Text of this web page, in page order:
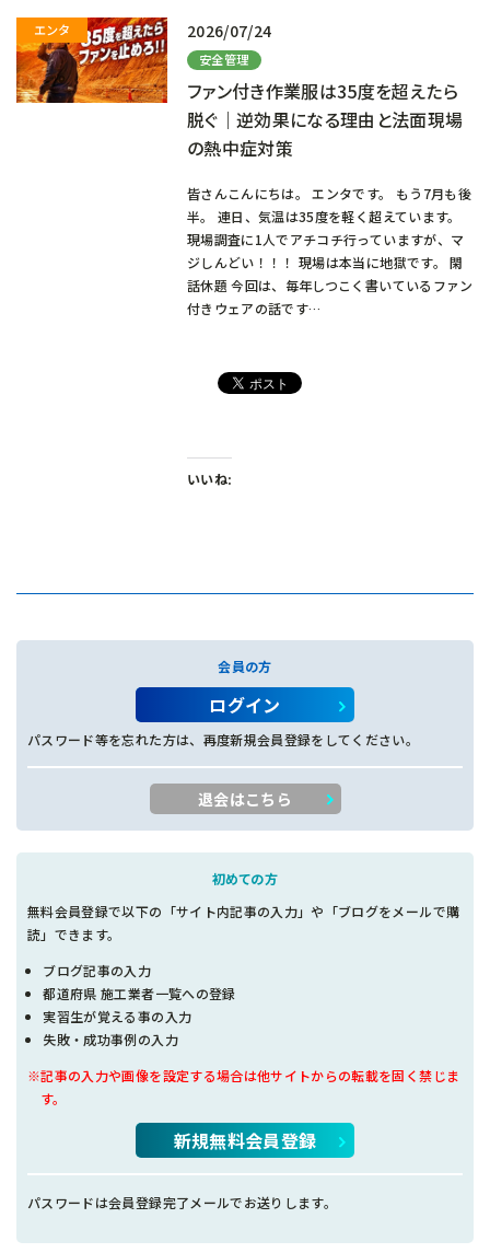
2026/07/24
安全管理
ファン付き作業服は35度を超えたら
脱ぐ｜逆効果になる理由と法面現場
の熱中症対策
皆さんこんにちは。 エンタです。 もう7月も後
半。 連日、気温は35度を軽く超えています。
現場調査に1人でアチコチ行っていますが、マ
ジしんどい！！！ 現場は本当に地獄です。 閑
話休題 今回は、毎年しつこく書いているファン
付きウェアの話です…
いいね:
会員の方
ログイン
パスワード等を忘れた方は、再度新規会員登録をしてください。
退会はこちら
初めての方
無料会員登録で以下の「サイト内記事の入力」や「ブログをメールで購
読」できます。
ブログ記事の入力
都道府県 施工業者一覧への登録
実習生が覚える事の入力
失敗・成功事例の入力
※記事の入力や画像を設定する場合は他サイトからの転載を固く禁じま
す。
新規無料会員登録
パスワードは会員登録完了メールでお送りします。